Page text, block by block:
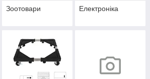
Зоотовари Електроніка